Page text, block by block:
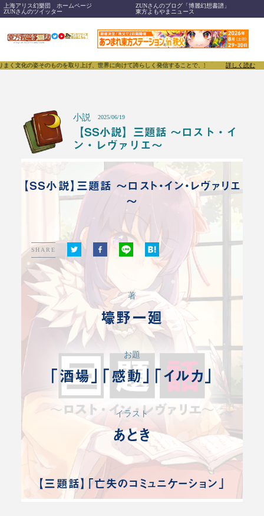
上海アリス幻樂団 ホームページ
ZUNさんのブログ「博麗幻想書譜」
ZUNさんのツイッター
東方よもやまニュース
のを取り上げ、世界に向けて誇らしく発信することで、東方Projectのみならず「同人文化」
詳しく読む
小説 2025/06/19
【SS小説】三題話 ～ロスト・イ
ン・レヴァリエ～
【SS小説】三題話 ～ロスト・イン・レヴァリエ
～
SHARE
著
壕野一廻
お題
「酒場」「感動」「イルカ」
イラスト
あとき
【三題話】「亡失のコミュニケーション」